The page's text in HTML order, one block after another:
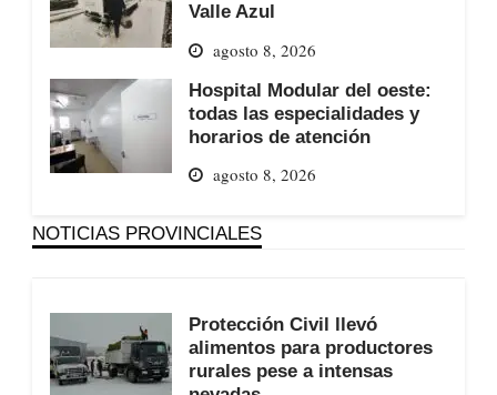
Valle Azul
agosto 8, 2026
Hospital Modular del oeste:
todas las especialidades y
horarios de atención
agosto 8, 2026
NOTICIAS PROVINCIALES
Protección Civil llevó
alimentos para productores
rurales pese a intensas